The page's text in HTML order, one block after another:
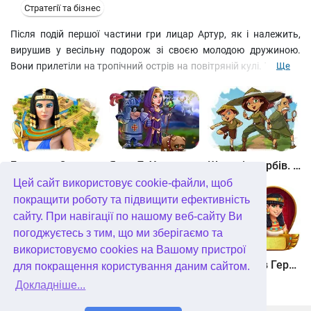
Цей сайт використовує cookie-файли, щоб
покращити роботу та підвищити ефективність
сайту. При навігації по нашому веб-сайту Ви
погоджуєтесь з тим, що ми зберігаємо та
використовуємо cookies на Вашому пристрої
для покращення користування даним сайтом.
Докладніше...
Стратегії та бізнес
Після подій першої частини гри лицар Артур, як і належить,
вирушив у весільну подорож зі своєю молодою дружиною.
Вони прилетіли на тропічний острів на повітряній кулі. Той, хто
Ананаси – соковитими. Чайки кричали, як пригорілі. І
звичайно, ніщо не віщувало неприємностей. Раптом вранці
Артур, бігаючи вздовж прибою підтюпцем, виявив зламану
повітряну кулю, і пілот безслідно зник. З цього моменту
починається низка дивовижних пригод.
Ще
Шукачі скарбів. Камінь душі
Шукачі скарбів. Сніжна королева. колекційне видання Алісія Квотермейн 3. Таємниця палаючого золота. колекційне видання 12 подвигів Геракла. Як я зустрів Мегару. колекційне видання